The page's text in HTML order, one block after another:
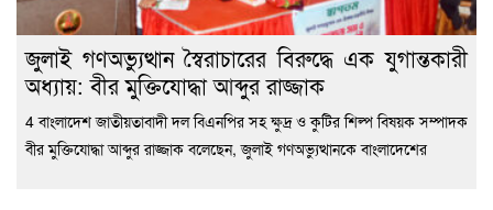
জুলাই গণঅভ্যুত্থান স্বৈরাচারের বিরুদ্ধে এক যুগান্তকারী
অধ্যায়: বীর মুক্তিযোদ্ধা আব্দুর রাজ্জাক
4 বাংলাদেশ জাতীয়তাবাদী দল বিএনপির সহ ক্ষুদ্র ও কুটির শিল্প বিষয়ক সম্পাদক
বীর মুক্তিযোদ্ধা আব্দুর রাজ্জাক বলেছেন, জুলাই গণঅভ্যুত্থানকে বাংলাদেশের